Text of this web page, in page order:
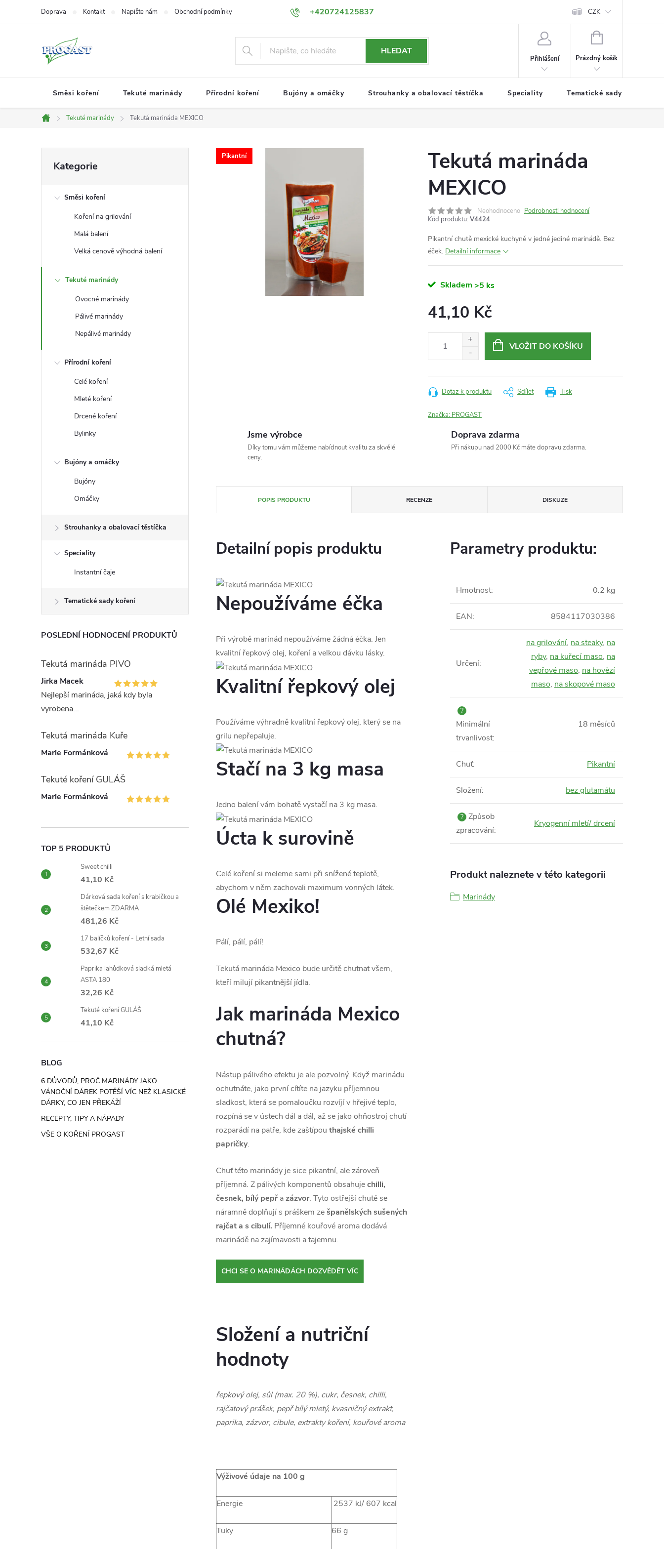
+420724125837
Doprava Kontakt Napište nám Obchodní podmínky Podmínky ochrany osobních údajů CZK
HLEDAT
Přihlášení
NÁKUPNÍ
Prázdný košík
Směsi koření Tekuté marinády Přírodní koření Bujóny a omáčky Strouhanky a obalovací těstíčka Speciality Tematické sady koření
Domů
Tekuté marinády Tekutá marináda MEXICO
í
kategorie
Kategorie
Směsi koření
Koření na grilování
Malá balení
Velká cenově výhodná balení
Tekuté marinády
Ovocné marinády
Pálivé marinády
Nepálivé marinády
Přírodní koření
Celé koření
Mleté koření
Drcené koření
Bylinky
Bujóny a omáčky
Bujóny
Omáčky
Strouhanky a obalovací těstíčka
Speciality
Instantní čaje
Tematické sady koření
POSLEDNÍ HODNOCENÍ PRODUKTŮ
Tekutá marináda PIVO
Jirka Macek
Nejlepší marináda, jaká kdy byla
vyrobena...
Tekutá marináda Kuře
Marie Formánková
Tekuté koření GULÁŠ
Marie Formánková
TOP 5 PRODUKTŮ
Sweet chilli
41,10 Kč
Dárková sada koření s krabičkou a
štětečkem ZDARMA
481,26 Kč
17 balíčků koření - Letní sada
532,67 Kč
Paprika lahůdková sladká mletá
ASTA 180
32,26 Kč
Tekuté koření GULÁŠ
41,10 Kč
BLOG
6 DŮVODŮ, PROČ MARINÁDY JAKO
VÁNOČNÍ DÁREK POTĚŠÍ VÍC NEŽ KLASICKÉ
DÁRKY, CO JEN PŘEKÁŽÍ
RECEPTY, TIPY A NÁPADY
VŠE O KOŘENÍ PROGAST
Pikantní
Tekutá marináda
MEXICO
Neohodnoceno Podrobnosti hodnocení
Kód produktu: V4424
Pikantní chutě mexické kuchyně v jedné jediné marinádě. Bez
éček. Detailní informace
Skladem >5 ks
41,10 Kč
VLOŽIT DO KOŠÍKU
Tisk
Dotaz k produktu Sdílet
Značka: PROGAST
Jsme výrobce
Díky tomu vám můžeme nabídnout kvalitu za skvělé
ceny.
Doprava zdarma
Při nákupu nad 2000 Kč máte dopravu zdarma.
POPIS PRODUKTU RECENZE DISKUZE
Detailní popis produktu
Nepoužíváme éčka
Při výrobě marinád nepoužíváme žádná éčka. Jen
kvalitní řepkový olej, koření a velkou dávku lásky.
Kvalitní řepkový olej
Používáme výhradně kvalitní řepkový olej, který se na
grilu nepřepaluje.
Stačí na 3 kg masa
Jedno balení vám bohatě vystačí na 3 kg masa.
Úcta k surovině
Celé koření si meleme sami při snížené teplotě,
abychom v něm zachovali maximum vonných látek.
Olé Mexiko!
Pálí, pálí, pálí!
Tekutá marináda Mexico bude určitě chutnat všem,
kteří milují pikantnější jídla.
Jak marináda Mexico
chutná?
Nástup pálivého efektu je ale pozvolný. Když marinádu
ochutnáte, jako první cítíte na jazyku příjemnou
sladkost, která se pomaloučku rozvíjí v hřejivé teplo,
rozpíná se v ústech dál a dál, až se jako ohňostroj chutí
rozparádí na patře, kde zaštípou thajské chilli
papričky.
Chuť této marinády je sice pikantní, ale zároveň
příjemná. Z pálivých komponentů obsahujechilli,
česnek, bílý pepř azázvor. Tyto ostřejší chutě se
náramně doplňují s práškem zešpanělských sušených
rajčat a s cibulí. Příjemné kouřové aroma dodává
marinádě na zajímavosti a tajemnu.
CHCI SE O MARINÁDÁCH DOZVĚDĚT VÍC
Složení a nutriční
hodnoty
řepkový olej, sůl (max. 20 %), cukr, česnek, chilli,
rajčatový prášek, pepř bílý mletý, kvasničný extrakt,
paprika, zázvor, cibule, extrakty koření, kouřové aroma
Výživové údaje na 100 g
Energie 2537 kJ/ 607 kcal
Tuky 66 g
Parametry produktu:
Hmotnost: 0.2 kg
EAN: 8584117030386
Určení:
na grilování, na steaky, na
ryby, na kuřecí maso, na
vepřové maso, na hovězí
maso, na skopové maso
?
Minimální
trvanlivost:
18 měsíců
Chuť: Pikantní
Složení: bez glutamátu
? Způsob
zpracování:
Kryogenní mletí/ drcení
Produkt naleznete v této kategorii
Marinády